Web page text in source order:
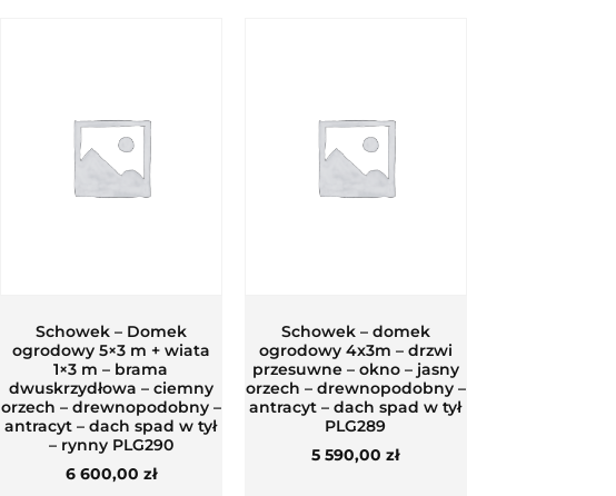
Schowek – Domek
ogrodowy 5×3 m + wiata
1×3 m – brama
dwuskrzydłowa – ciemny
orzech – drewnopodobny –
antracyt – dach spad w tył
– rynny PLG290
6 600,00 zł
Schowek – domek
ogrodowy 4x3m – drzwi
przesuwne – okno – jasny
orzech – drewnopodobny –
antracyt – dach spad w tył
PLG289
5 590,00zł